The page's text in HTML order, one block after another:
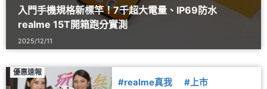
入門手機規格新標竿！7千超大電量、IP69防水
realme 15T開箱跑分實測
2025/12/11
優惠速報
#realme真我 #上市